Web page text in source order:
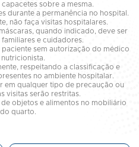
capacetes sobre a mesma.
durante a permanência no hospital.
não faça visitas hospitalares.
quando indicado, deve ser
e cuidadores.
sem autorização do médico
respeitando a classificação e
no ambiente hospitalar.
em qualquer tipo de precaução ou
visitas serão restritas.
objetos e alimentos no mobiliário
do quarto.